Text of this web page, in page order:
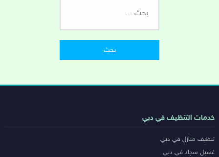
روابط
المدن
خدمات التنظيف في دبي
تنظيف منازل في دبي
غسيل سجاد في دبي